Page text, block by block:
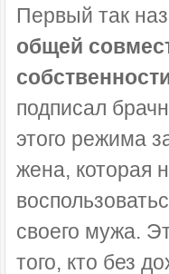
Первый так
общей
подписал
этого режима
жена, которая
своего мужа.
того, кто без